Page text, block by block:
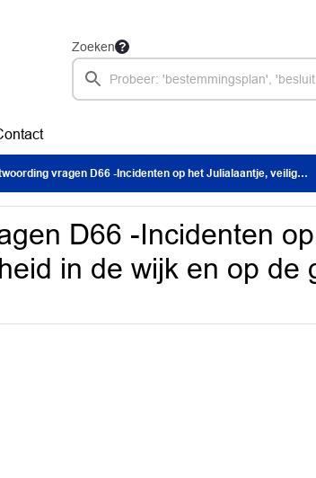
Zoeken
vragen D66 -Incidenten op het Julialaantje, veiligheid in de wijk en op de grens met Den Haag
D66 -Incidenten
in de wijk en op de